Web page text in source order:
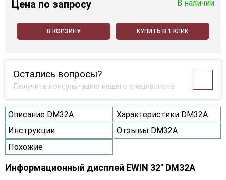
Цена по запросу В наличии
В КОРЗИНУ КУПИТЬ В 1 КЛИК
Остались вопросы?
Получите консультацию нашего специалиста
Описание DM32A
Характеристики DM32A
Инструкции
Отзывы DM32A
Похожие
Информационный дисплей EWIN 32" DM32A